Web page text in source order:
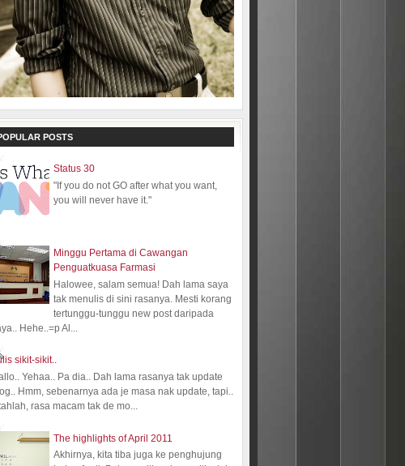
POSTS
Status 30
"If you do not GO after what you want,
you will never have it."
Minggu Pertama di Cawangan
Penguatkuasa Farmasi
Halowee, salam semua! Dah lama saya
tak menulis di sini rasanya. Mesti korang
tertunggu-tunggu new post daripada
Hehe..=p Al...
sikit-sikit..
Yehaa.. Pa dia.. Dah lama rasanya tak update
Hmm, sebenarnya ada je masa nak update, tapi..
rasa macam tak de mo...
The highlights of April 2011
Akhirnya, kita tiba juga ke penghujung